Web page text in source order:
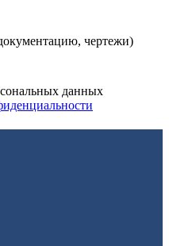
чертежи)
данных